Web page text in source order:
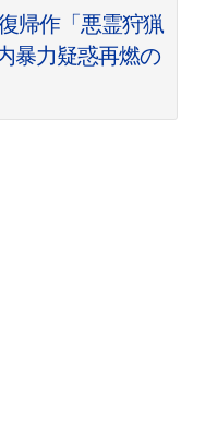
帰作「悪霊狩猟
暴力疑惑再燃の